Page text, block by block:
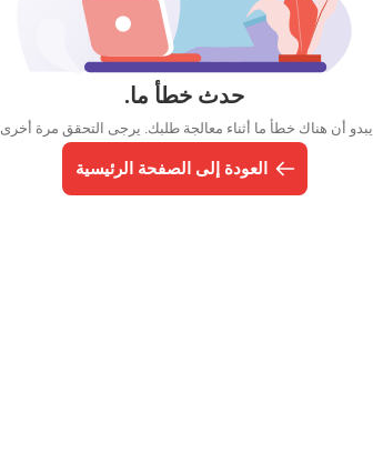
حدث خطأ ما.
يبدو أن هناك خطأ ما أثناء معالجة طلبك. يرجى التحقق مرة أخرى.
العودة إلى الصفحة الرئيسية